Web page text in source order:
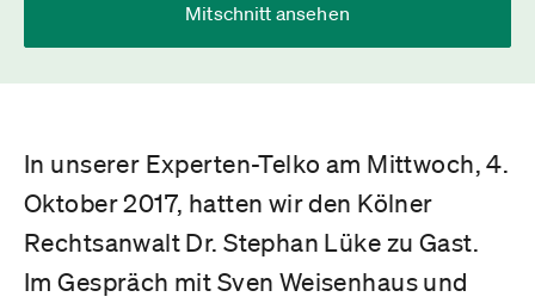
Mitschnitt ansehen
In unserer Experten-Telko am Mittwoch, 4.
Oktober 2017, hatten wir den Kölner
Rechtsanwalt Dr. Stephan Lüke zu Gast.
Im Gespräch mit Sven Weisenhaus und